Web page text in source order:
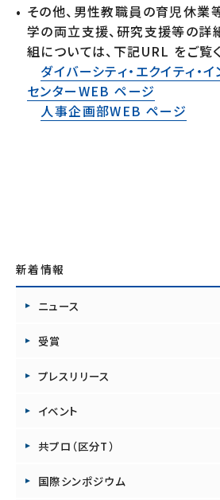
その他、男性教職員の育児休業
学の両立支援、研究支援等の
組については、下記URL をご覧
ダイバーシティ・エクイティ・
センターWEB ページ
人事企画部WEB ページ
新着情報
ニュース
受賞
プレスリリース
イベント
共プロ（区分T）
国際シンポジウム